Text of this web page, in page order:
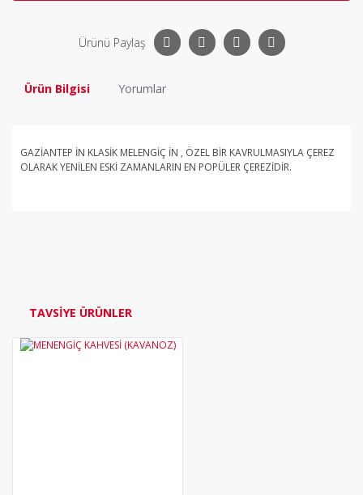
Ürünü Paylaş
Ürün Bilgisi Yorumlar
GAZİANTEP İN KLASİK MELENGİÇ İN , ÖZEL BİR KAVRULMASIYLA ÇEREZ
OLARAK YENİLEN ESKİ ZAMANLARIN EN POPÜLER ÇEREZİDİR.
TAVSİYE ÜRÜNLER